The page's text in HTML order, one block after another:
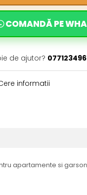
COMANDĂ PE
de ajutor?
informatii
apartamente si